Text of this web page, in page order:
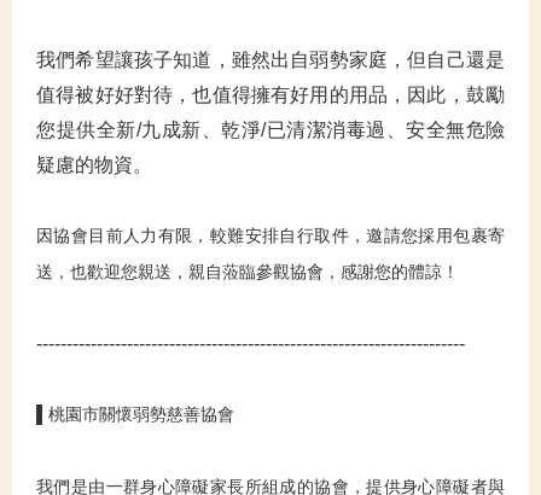
我們希望讓孩子知道，雖然出自弱勢家庭，但自己還是
值得被好好對待，也值得擁有好用的用品，因此，鼓勵
您提供全新/九成新、乾淨/已清潔消毒過、安全無危險
疑慮的物資。
因協會目前人力有限，較難安排自行取件，邀請您採用包裹寄
送，也歡迎您親送，親自蒞臨參觀協會，感謝您的體諒！
-----------------------------------------------------------------------
▌桃園市關懷弱勢慈善協會
我們是由一群身心障礙家長所組成的協會，提供身心障礙者與